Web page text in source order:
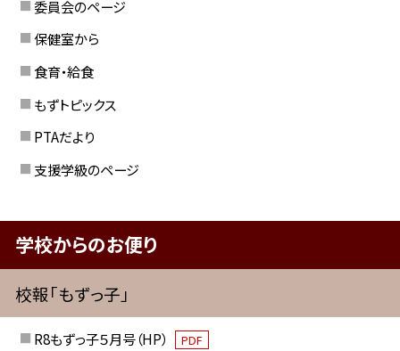
委員会のページ
保健室から
食育・給食
もずトピックス
PTAだより
支援学級のページ
学校からのお便り
校報「もずっ子」
R8もずっ子５月号（HP） PDF